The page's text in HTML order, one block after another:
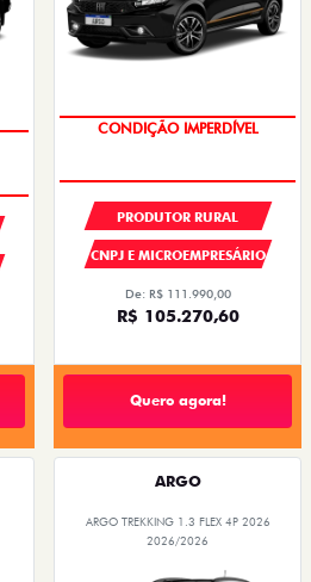
PRODUTOR RURAL
CNPJ E MICROEMPRESÁRIO
De: R$ 111.990,00
R$ 105.270,60
Quero agora!
ARGO
ARGO TREKKING 1.3 FLEX 4P 2026
2026/2026